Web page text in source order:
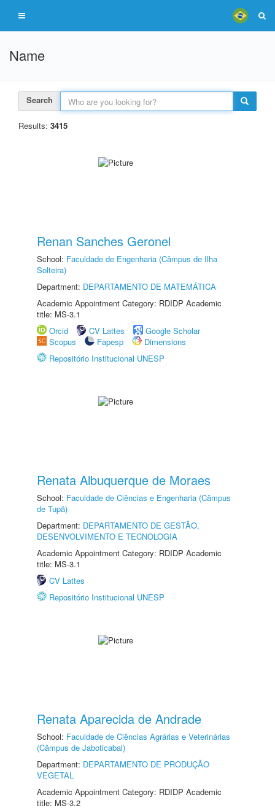
Name
Search
Results: 3415
Renan Sanches Geronel
School: Faculdade de Engenharia (Câmpus de Ilha
Solteira)
Department: DEPARTAMENTO DE MATEMÁTICA
Academic Appointment Category: RDIDP Academic
title: MS-3.1
Orcid
CV Lattes
Google Scholar
Scopus
Fapesp
Dimensions
Repositório Institucional UNESP
Renata Albuquerque de Moraes
School: Faculdade de Ciências e Engenharia (Câmpus
de Tupã)
Department: DEPARTAMENTO DE GESTÃO,
DESENVOLVIMENTO E TECNOLOGIA
Academic Appointment Category: RDIDP Academic
title: MS-3.1
CV Lattes
Repositório Institucional UNESP
Renata Aparecida de Andrade
School: Faculdade de Ciências Agrárias e Veterinárias
(Câmpus de Jaboticabal)
Department: DEPARTAMENTO DE PRODUÇÃO
VEGETAL
Academic Appointment Category: RDIDP Academic
title: MS-3.2